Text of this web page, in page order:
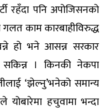
रहँदा पनि अपोजिसनको
काम कारबाहीविरुद्ध
हो भने आसन्न सरकार
। किनकी नेकपा
‘झेल्नु’भनेको समान्य
हचुवामा भन्दा